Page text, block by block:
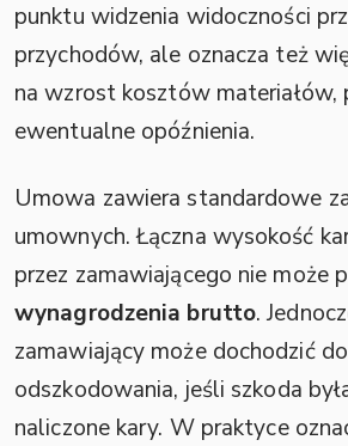
punktu widzenia widoczności
przychodów, ale oznacza też
na wzrost kosztów materiałów,
ewentualne opóźnienia.
Umowa zawiera standardowe
umownych. Łączna wysokość
przez zamawiającego nie może
wynagrodzenia brutto.
zamawiający może dochodzić
odszkodowania, jeśli szkoda
naliczone kary. W praktyce